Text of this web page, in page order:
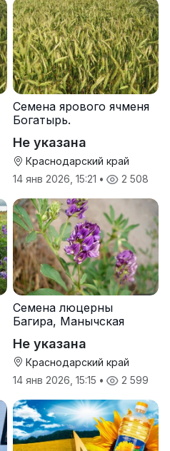
Семена ярового ячменя
Богатырь.
Не указана
Краснодарский край
14 янв 2026, 15:21 • 2 508
Семена люцерны
Багира, Манычская
Не указана
Краснодарский край
14 янв 2026, 15:15 • 2 599